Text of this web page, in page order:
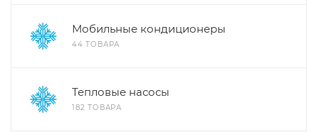
Мобильные кондиционеры
44 ТОВАРА
Тепловые насосы
182 ТОВАРА